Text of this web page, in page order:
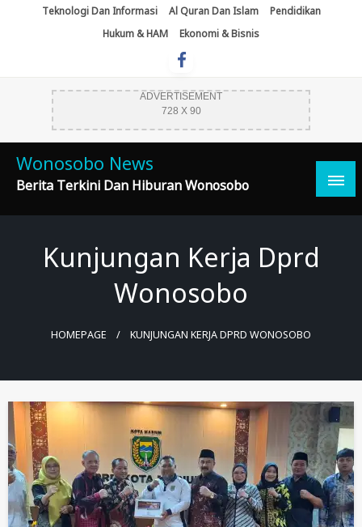
Teknologi Dan Informasi Al Quran Dan Islam
Pendidikan
Hukum & HAM
Ekonomi & Bisnis
ADVERTISEMENT
728 X 90
Wonosobo News
Berita Terkini Dan Hiburan Wonosobo
Kunjungan Kerja Dprd
Wonosobo
HOMEPAGE KUNJUNGAN KERJA DPRD WONOSOBO